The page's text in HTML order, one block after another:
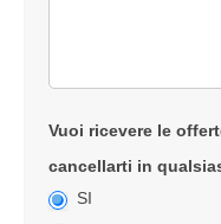
Vuoi ricevere le
cancellarti in
SI